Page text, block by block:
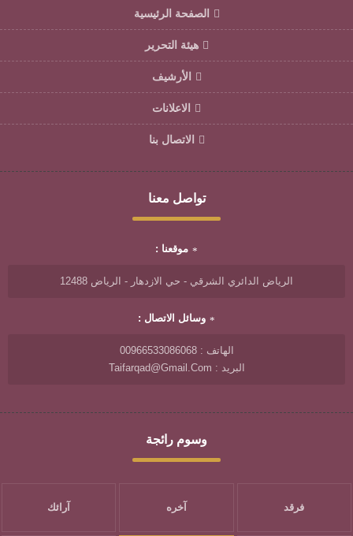
الصفحة الرئيسية
هيئة التحرير
الأرشيف
الاعلانات
الاتصال بنا
تواصل معنا
موقعنا :
الرياض الدائري الشرقي - حي الازدهار - الرياض 12488
وسائل الاتصال :
الهاتف : 00966533086068
البريد : Taifarqad@gmail.com
وسوم رائجة
فرقد آخره آرائك